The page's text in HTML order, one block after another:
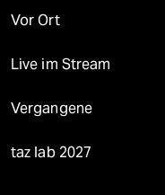
Vor Ort
Live im Stream
Vergangene
taz lab 2027